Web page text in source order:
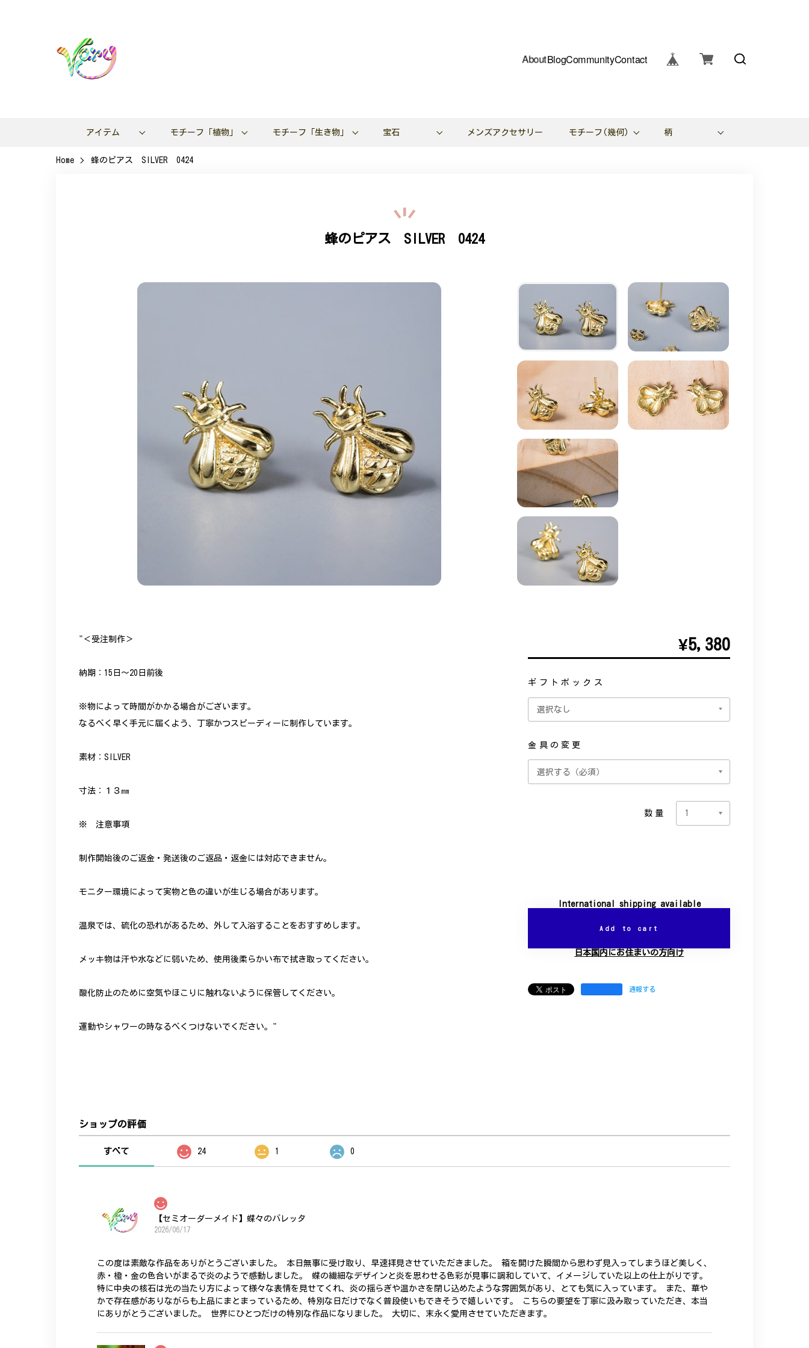
AboutBlogCommunityContact
アイテム モチーフ「植物」 モチーフ「生き物」 宝石 メンズアクセサリー モチーフ(幾何) 柄
Home 蜂のピアス SILVER 0424
蜂のピアス SILVER 0424
"＜受注制作＞
納期：15日～20日前後
※物によって時間がかかる場合がございます。
なるべく早く手元に届くよう、丁寧かつスピーディーに制作しています。
素材：SILVER
寸法：１３㎜
※ 注意事項
制作開始後のご返金・発送後のご返品・返金には対応できません。
モニター環境によって実物と色の違いが生じる場合があります。
温泉では、硫化の恐れがあるため、外して入浴することをおすすめします。
メッキ物は汗や水などに弱いため、使用後柔らかい布で拭き取ってください。
酸化防止のために空気やほこりに触れないように保管してください。
運動やシャワーの時なるべくつけないでください。"
¥5,380
ギフトボックス
金具の変更
数量
International shipping available
Add to cart
日本国内にお住まいの方向け
通報する
ショップの評価
すべて 24 1 0
【セミオーダーメイド】蝶々のバレッタ
2026/06/17
この度は素敵な作品をありがとうございました。 本日無事に受け取り、早速拝見させていただきました。 箱を開けた瞬間から思わず見入ってしまうほど美しく、
赤・橙・金の色合いがまるで炎のようで感動しました。 蝶の繊細なデザインと炎を思わせる色彩が見事に調和していて、イメージしていた以上の仕上がりです。
特に中央の核石は光の当たり方によって様々な表情を見せてくれ、炎の揺らぎや温かさを閉じ込めたような雰囲気があり、とても気に入っています。 また、華や
かで存在感がありながらも上品にまとまっているため、特別な日だけでなく普段使いもできそうで嬉しいです。 こちらの要望を丁寧に汲み取っていただき、本当
にありがとうございました。 世界にひとつだけの特別な作品になりました。 大切に、末永く愛用させていただきます。